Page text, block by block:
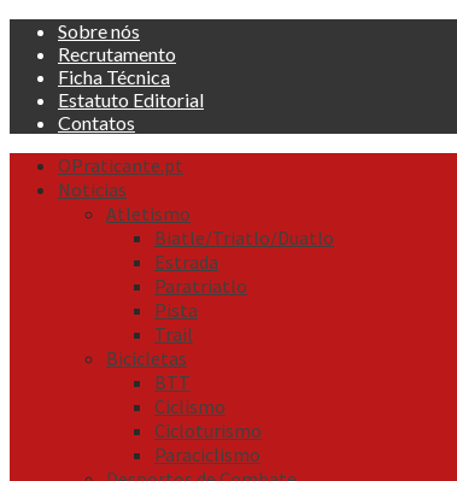
Skip
content
Sobre nós
Recrutamento
Ficha Técnica
Estatuto Editorial
Contatos
Primary
Menu
OPraticante.pt
Noticias
Atletismo
Biatle/Triatlo/Duatlo
Estrada
Paratriatlo
Pista
Trail
Bicicletas
BTT
Ciclismo
Cicloturismo
Paraciclismo